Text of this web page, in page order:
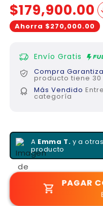
$179,900.00
Ahorra $270,000.00
Envío Gratis
Compra
producto tiene
Más Vendido
categoría
A Emma T. y a
producto
PAGAR